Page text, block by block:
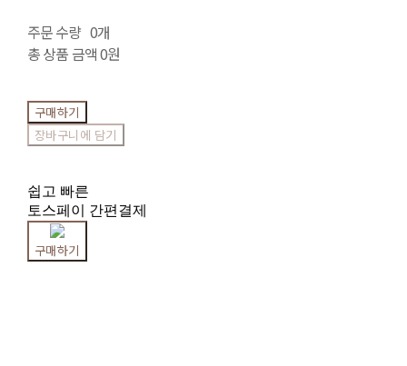
주문 수량 0개
총 상품 금액0원
구매하기
장바구니에 담기
쉽고 빠른
토스페이 간편결제
구매하기